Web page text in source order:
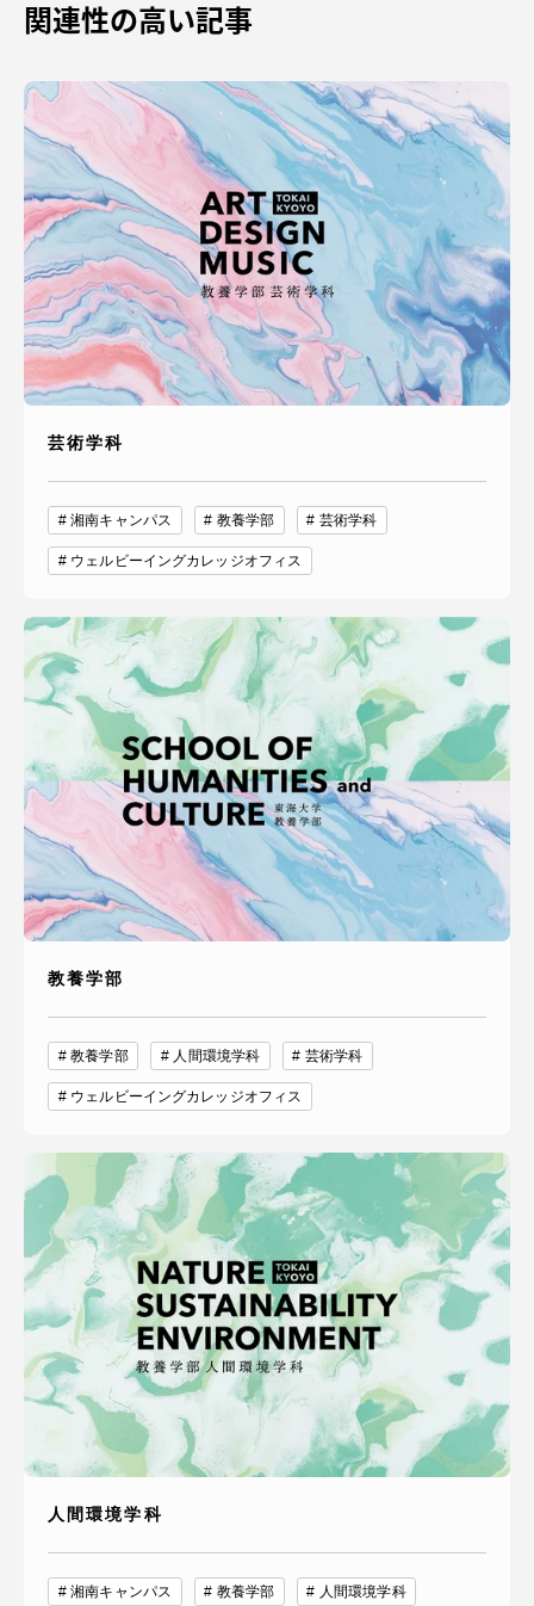
関連性の高い記事
芸術学科
湘南キャンパス 教養学部 芸術学科
ウェルビーイングカレッジオフィス
教養学部
教養学部 人間環境学科 芸術学科
ウェルビーイングカレッジオフィス
人間環境学科
湘南キャンパス 教養学部 人間環境学科